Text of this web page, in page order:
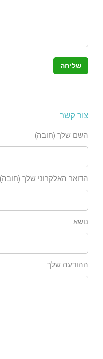
צור קשר
השם שלך (חובה)
הדואר האלקרוני שלך (חובה)
נושא
ההודעה שלך